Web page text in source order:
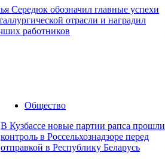
Середюк обозначил главные успехи
отрасли и наградил
работников
Общество
В Кузбассе новые партии рапса прошли
контроль в Россельхознадзоре перед
отправкой в Республику Беларусь